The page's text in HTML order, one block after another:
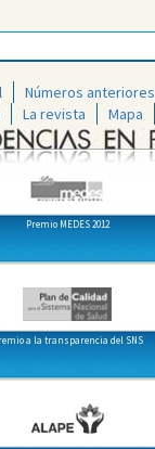
Números anteriores
La revista Mapa
Premio MEDES 2012
a la transparencia del SNS